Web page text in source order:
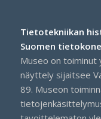
Tietotekniikan
Suomen
Museo on toiminut
näyttely sijaitsee
89. Museon